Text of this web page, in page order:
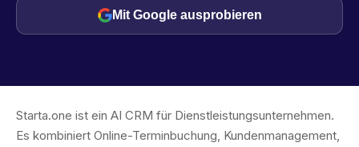
Mit Google ausprobieren
Starta.one ist ein AI CRM für Dienstleistungsunternehmen.
Es kombiniert Online-Terminbuchung, Kundenmanagement,